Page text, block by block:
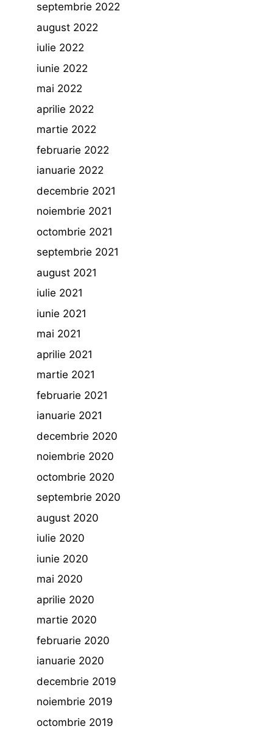
septembrie 2022
august 2022
iulie 2022
iunie 2022
mai 2022
aprilie 2022
martie 2022
februarie 2022
ianuarie 2022
decembrie 2021
noiembrie 2021
octombrie 2021
septembrie 2021
august 2021
iulie 2021
iunie 2021
mai 2021
aprilie 2021
martie 2021
februarie 2021
ianuarie 2021
decembrie 2020
noiembrie 2020
octombrie 2020
septembrie 2020
august 2020
iulie 2020
iunie 2020
mai 2020
aprilie 2020
martie 2020
februarie 2020
ianuarie 2020
decembrie 2019
noiembrie 2019
octombrie 2019